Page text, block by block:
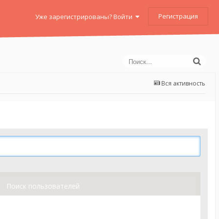
Уже зарегистрированы? Войти Регистрация
Вся активность
Поиск пользователей